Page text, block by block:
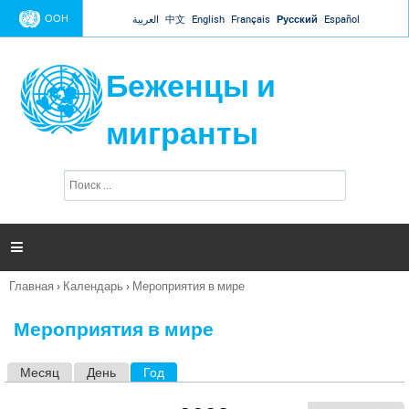
Jump to navigation
ООН العربية 中文 English Français Русский Español
Беженцы и
мигранты
п
и

Вы
Главная › Календарь › Мероприятия в мире
Мероприятия в мире
Месяц День Год